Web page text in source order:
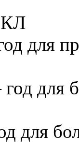
для
для
для